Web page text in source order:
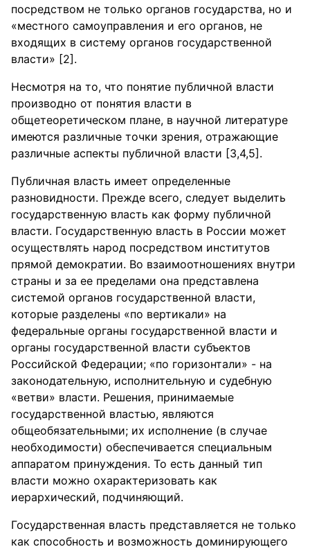
посредством не только органов государства, но и
«местного самоуправления и его органов, не
входящих в систему органов государственной
власти» [2].
Несмотря на то, что понятие публичной власти
производно от понятия власти в
общетеоретическом плане, в научной литературе
имеются различные точки зрения, отражающие
различные аспекты публичной власти [3,4,5].
Публичная власть имеет определенные
разновидности. Прежде всего, следует выделить
государственную власть как форму публичной
власти. Государственную власть в России может
осуществлять народ посредством институтов
прямой демократии. Во взаимоотношениях внутри
страны и за ее пределами она представлена
системой органов государственной власти,
которые разделены «по вертикали» на
федеральные органы государственной власти и
органы государственной власти субъектов
Российской Федерации; «по горизонтали» - на
законодательную, исполнительную и судебную
«ветви» власти. Решения, принимаемые
государственной властью, являются
общеобязательными; их исполнение (в случае
необходимости) обеспечивается специальным
аппаратом принуждения. То есть данный тип
власти можно охарактеризовать как
иерархический, подчиняющий.
Государственная власть представляется не только
как способность и возможность доминирующего